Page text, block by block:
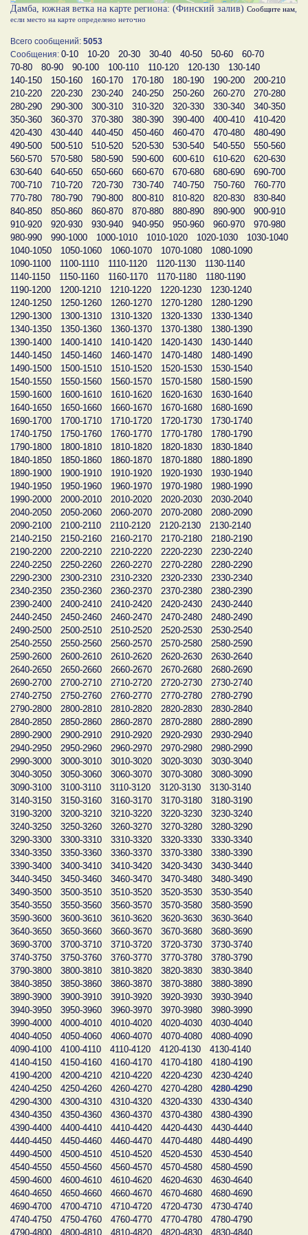
Дамба, южная ветка на карте региона: (Финский залив) Сообщите нам
если место на карте определено неточно
Всего сообщений: 5053
Сообщения: 0-10 10-20 20-30 30-40 40-50 50-60
60-70
70-80
80-90 90-100 100-110 110-120 120-130
130-140
140-150
150-160 160-170 170-180 180-190 190-200
200-210
210-220
220-230 230-240 240-250 250-260 260-270
270-280
280-290
290-300 300-310 310-320 320-330 330-340
340-350
350-360
360-370 370-380 380-390 390-400 400-410
410-420
420-430
430-440 440-450 450-460 460-470 470-480
480-490
490-500
500-510 510-520 520-530 530-540 540-550
550-560
560-570
570-580 580-590 590-600 600-610 610-620
620-630
630-640
640-650 650-660 660-670 670-680 680-690
690-700
700-710
710-720 720-730 730-740 740-750 750-760
760-770
770-780
780-790 790-800 800-810 810-820 820-830
830-840
840-850
850-860 860-870 870-880 880-890 890-900
900-910
910-920
920-930 930-940 940-950 950-960 960-970
970-980
980-990
990-1000 1000-1010 1010-1020 1020-1030
1030-1040
1040-1050
1050-1060 1060-1070 1070-1080
1080-1090
1090-1100
1100-1110 1110-1120 1120-1130
1130-1140
1140-1150
1150-1160 1160-1170 1170-1180
1180-1190
1190-1200
1200-1210 1210-1220 1220-1230
1230-1240
1240-1250
1250-1260 1260-1270 1270-1280
1280-1290
1290-1300
1300-1310 1310-1320 1320-1330
1330-1340
1340-1350
1350-1360 1360-1370 1370-1380
1380-1390
1390-1400
1400-1410 1410-1420 1420-1430
1430-1440
1440-1450
1450-1460 1460-1470 1470-1480
1480-1490
1490-1500
1500-1510 1510-1520 1520-1530
1530-1540
1540-1550
1550-1560 1560-1570 1570-1580
1580-1590
1590-1600
1600-1610 1610-1620 1620-1630
1630-1640
1640-1650
1650-1660 1660-1670 1670-1680
1680-1690
1690-1700
1700-1710 1710-1720 1720-1730
1730-1740
1740-1750
1750-1760 1760-1770 1770-1780
1780-1790
1790-1800
1800-1810 1810-1820 1820-1830
1830-1840
1840-1850
1850-1860 1860-1870 1870-1880
1880-1890
1890-1900
1900-1910 1910-1920 1920-1930
1930-1940
1940-1950
1950-1960 1960-1970 1970-1980
1980-1990
1990-2000
2000-2010 2010-2020 2020-2030
2030-2040
2040-2050
2050-2060 2060-2070 2070-2080
2080-2090
2090-2100
2100-2110 2110-2120 2120-2130
2130-2140
2140-2150
2150-2160 2160-2170 2170-2180
2180-2190
2190-2200
2200-2210 2210-2220 2220-2230
2230-2240
2240-2250
2250-2260 2260-2270 2270-2280
2280-2290
2290-2300
2300-2310 2310-2320 2320-2330
2330-2340
2340-2350
2350-2360 2360-2370 2370-2380
2380-2390
2390-2400
2400-2410 2410-2420 2420-2430
2430-2440
2440-2450
2450-2460 2460-2470 2470-2480
2480-2490
2490-2500
2500-2510 2510-2520 2520-2530
2530-2540
2540-2550
2550-2560 2560-2570 2570-2580
2580-2590
2590-2600
2600-2610 2610-2620 2620-2630
2630-2640
2640-2650
2650-2660 2660-2670 2670-2680
2680-2690
2690-2700
2700-2710 2710-2720 2720-2730
2730-2740
2740-2750
2750-2760 2760-2770 2770-2780
2780-2790
2790-2800
2800-2810 2810-2820 2820-2830
2830-2840
2840-2850
2850-2860 2860-2870 2870-2880
2880-2890
2890-2900
2900-2910 2910-2920 2920-2930
2930-2940
2940-2950
2950-2960 2960-2970 2970-2980
2980-2990
2990-3000
3000-3010 3010-3020 3020-3030
3030-3040
3040-3050
3050-3060 3060-3070 3070-3080
3080-3090
3090-3100
3100-3110 3110-3120 3120-3130
3130-3140
3140-3150
3150-3160 3160-3170 3170-3180
3180-3190
3190-3200
3200-3210 3210-3220 3220-3230
3230-3240
3240-3250
3250-3260 3260-3270 3270-3280
3280-3290
3290-3300
3300-3310 3310-3320 3320-3330
3330-3340
3340-3350
3350-3360 3360-3370 3370-3380
3380-3390
3390-3400
3400-3410 3410-3420 3420-3430
3430-3440
3440-3450
3450-3460 3460-3470 3470-3480
3480-3490
3490-3500
3500-3510 3510-3520 3520-3530
3530-3540
3540-3550
3550-3560 3560-3570 3570-3580
3580-3590
3590-3600
3600-3610 3610-3620 3620-3630
3630-3640
3640-3650
3650-3660 3660-3670 3670-3680
3680-3690
3690-3700
3700-3710 3710-3720 3720-3730
3730-3740
3740-3750
3750-3760 3760-3770 3770-3780
3780-3790
3790-3800
3800-3810 3810-3820 3820-3830
3830-3840
3840-3850
3850-3860 3860-3870 3870-3880
3880-3890
3890-3900
3900-3910 3910-3920 3920-3930
3930-3940
3940-3950
3950-3960 3960-3970 3970-3980
3980-3990
3990-4000
4000-4010 4010-4020 4020-4030
4030-4040
4040-4050
4050-4060 4060-4070 4070-4080
4080-4090
4090-4100
4100-4110 4110-4120 4120-4130
4130-4140
4140-4150
4150-4160 4160-4170 4170-4180
4180-4190
4190-4200
4200-4210 4210-4220 4220-4230
4230-4240
4240-4250
4250-4260 4260-4270 4270-4280
4280-4290
4290-4300
4300-4310 4310-4320 4320-4330
4330-4340
4340-4350
4350-4360 4360-4370 4370-4380
4380-4390
4390-4400
4400-4410 4410-4420 4420-4430
4430-4440
4440-4450
4450-4460 4460-4470 4470-4480
4480-4490
4490-4500
4500-4510 4510-4520 4520-4530
4530-4540
4540-4550
4550-4560 4560-4570 4570-4580
4580-4590
4590-4600
4600-4610 4610-4620 4620-4630
4630-4640
4640-4650
4650-4660 4660-4670 4670-4680
4680-4690
4690-4700
4700-4710 4710-4720 4720-4730
4730-4740
4740-4750
4750-4760 4760-4770 4770-4780
4780-4790
4790-4800
4800-4810 4810-4820 4820-4830
4830-4840